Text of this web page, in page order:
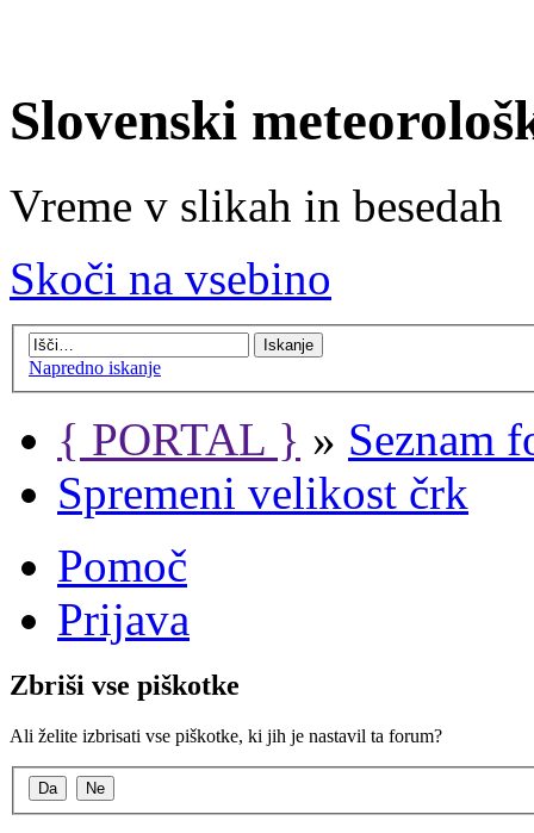
Slovenski
Vreme v slikah in besedah
Skoči na vsebino
Napredno iskanje
{ PORTAL } » Seznam
Spremeni velikost črk
Pomoč
Prijava
Zbriši vse piškotke
Ali želite izbrisati vse piškotke, ki jih je nastavil ta forum?